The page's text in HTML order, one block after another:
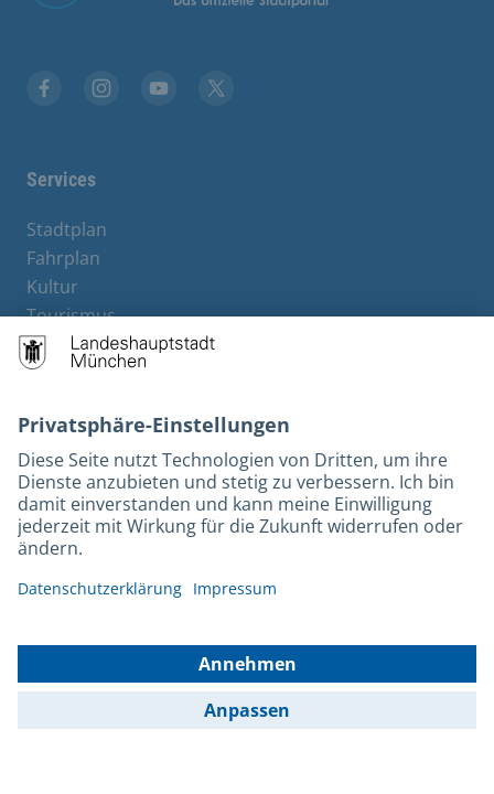
Services
Stadtplan
Fahrplan
Kultur
Tourismus
M-Strom
Bürgerservice
Kontakt
Barrierefreiheit
Leichte Sprache
Gebärdensprache
Kontakt